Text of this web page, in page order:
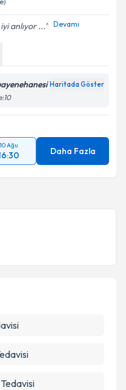
ilişkin Aydınlatma
ediyorum.
Gönder
anlıyor ... Devamı
Haritada Göster
10 Ağu
Daha Fazla